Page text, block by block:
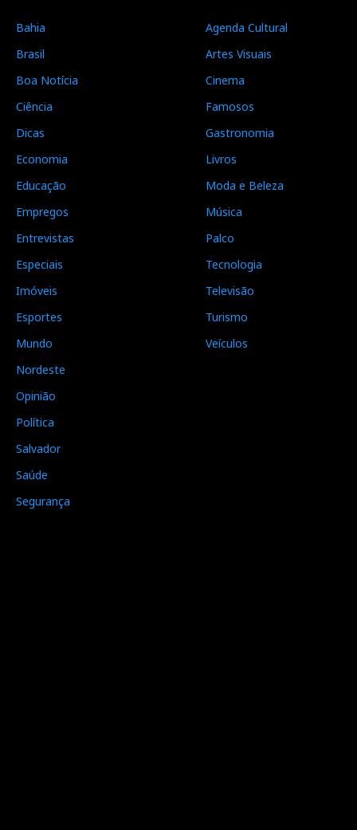
Bahia
Brasil
Boa Notícia
Ciência
Dicas
Economia
Educação
Empregos
Entrevistas
Especiais
Imóveis
Esportes
Mundo
Nordeste
Opinião
Política
Salvador
Saúde
Segurança
Agenda Cultural
Artes Visuais
Cinema
Famosos
Gastronomia
Livros
Moda e Beleza
Música
Palco
Tecnologia
Televisão
Turismo
Veículos